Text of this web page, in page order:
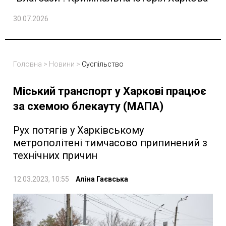
30.07.2026
Головна > Новини > Суспільство
Міський транспорт у Харкові працює
за схемою блекауту (МАПА)
Рух потягів у Харківському
метрополітені тимчасово припинений з
технічних причин
12.03.2023, 10:55 Аліна Гаєвська